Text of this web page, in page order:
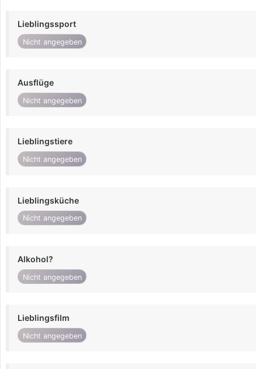
Lieblingssport
Nicht angegeben
Ausflüge
Nicht angegeben
Lieblingstiere
Nicht angegeben
Lieblingsküche
Nicht angegeben
Alkohol?
Nicht angegeben
Lieblingsfilm
Nicht angegeben